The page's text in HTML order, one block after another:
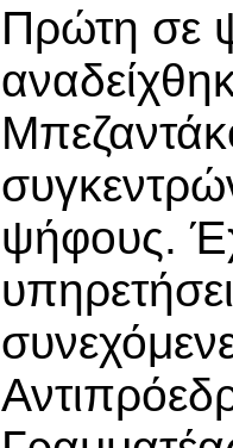
Πρώτη σε
ψήφους.